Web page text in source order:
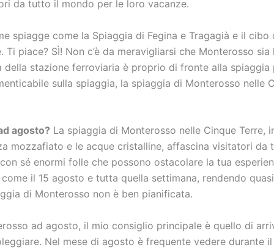
da tutto il mondo per le loro vacanze.
spiagge come la Spiaggia di Fegina e Tragagià e il
piace? SÌ! Non c’è da meravigliarsi che Monterosso
stazione ferroviaria è proprio di fronte alla
sulla spiaggia, la spiaggia di Monterosso nelle
agosto? La spiaggia di Monterosso nelle Cinque Terre,
mozzafiato e le acque cristalline, affascina visitatori da
sé enormi folle che possono ostacolare la tua
il 15 agosto e tutta quella settimana, rendendo
di Monterosso non è ben pianificata.
ad agosto, il mio consiglio principale è quello di
Nel mese di agosto è frequente vedere durante